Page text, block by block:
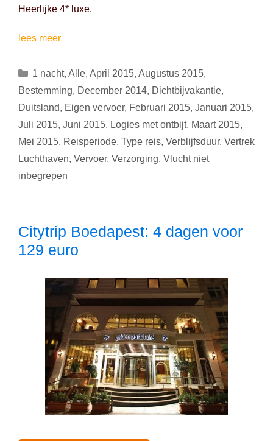
Heerlijke 4* luxe.
lees meerGenieten
(Oberhausen,
Duitsland)
tussen
25/12
en
31/08:
euro
Categorieën
1 nacht, Alle, April 2015, Augustus 2015,
Bestemming, December 2014, Dichtbijvakantie,
Duitsland, Eigen vervoer, Februari 2015, Januari 2015,
Juli 2015, Juni 2015, Logies met ontbijt, Maart 2015,
Mei 2015, Reisperiode, Type reis, Verblijfsduur, Vertrek
Luchthaven, Vervoer, Verzorging, Vlucht niet
inbegrepen
Citytrip Boedapest: 4 dagen voor
129 euro